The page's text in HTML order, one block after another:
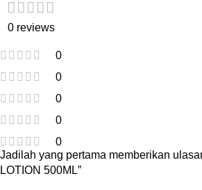
0 reviews
0
0
0
0
0
Jadilah yang pertama memberikan
LOTION 500ML”